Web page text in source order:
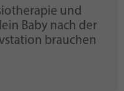
und
Baby nach der
brauchen